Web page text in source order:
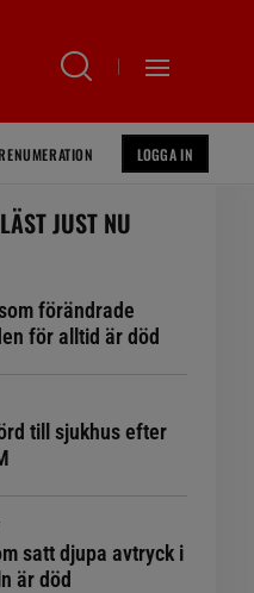
LOGGA IN
JUST NU
förändrade
för alltid är död
till sjukhus efter
satt djupa avtryck i
är död